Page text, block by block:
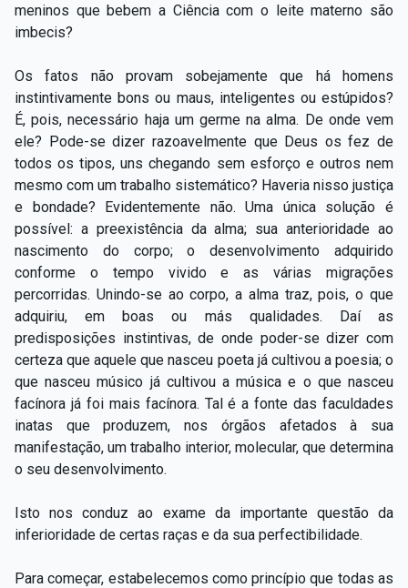
meninos que bebem a Ciência com o leite materno são
imbecis?
Os fatos não provam sobejamente que há homens
instintivamente bons ou maus, inteligentes ou estúpidos?
É, pois, necessário haja um germe na alma. De onde vem
ele? Pode-se dizer razoavelmente que Deus os fez de
todos os tipos, uns chegando sem esforço e outros nem
mesmo com um trabalho sistemático? Haveria nisso justiça
e bondade? Evidentemente não. Uma única solução é
possível: a preexistência da alma; sua anterioridade ao
nascimento do corpo; o desenvolvimento adquirido
conforme o tempo vivido e as várias migrações
percorridas. Unindo-se ao corpo, a alma traz, pois, o que
adquiriu, em boas ou más qualidades. Daí as
predisposições instintivas, de onde poder-se dizer com
certeza que aquele que nasceu poeta já cultivou a poesia; o
que nasceu músico já cultivou a música e o que nasceu
facínora já foi mais facínora. Tal é a fonte das faculdades
inatas que produzem, nos órgãos afetados à sua
manifestação, um trabalho interior, molecular, que determina
o seu desenvolvimento.
Isto nos conduz ao exame da importante questão da
inferioridade de certas raças e da sua perfectibilidade.
Para começar, estabelecemos como princípio que todas as